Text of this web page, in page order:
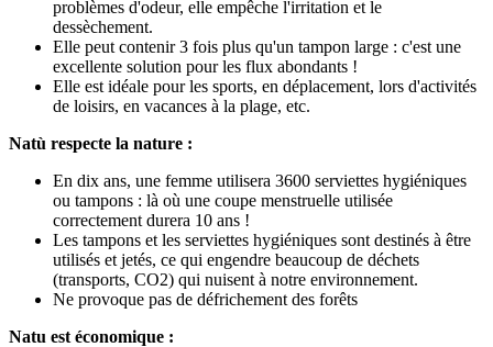
problèmes d'odeur, elle empêche l'irritation et le
dessèchement.
Elle peut contenir 3 fois plus qu'un tampon large : c'est une
excellente solution pour les flux abondants !
Elle est idéale pour les sports, en déplacement, lors d'activités
de loisirs, en vacances à la plage, etc.
Natù respecte la nature :
En dix ans, une femme utilisera 3600 serviettes hygiéniques
ou tampons : là où une coupe menstruelle utilisée
correctement durera 10 ans !
Les tampons et les serviettes hygiéniques sont destinés à être
utilisés et jetés, ce qui engendre beaucoup de déchets
(transports, CO2) qui nuisent à notre environnement.
Ne provoque pas de défrichement des forêts
Natu est économique :